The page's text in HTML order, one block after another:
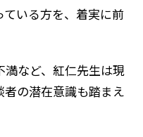
いる方を、着実に前
など、紅仁先生は現
の潜在意識も踏まえ